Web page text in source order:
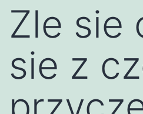
Zle sie
sie z